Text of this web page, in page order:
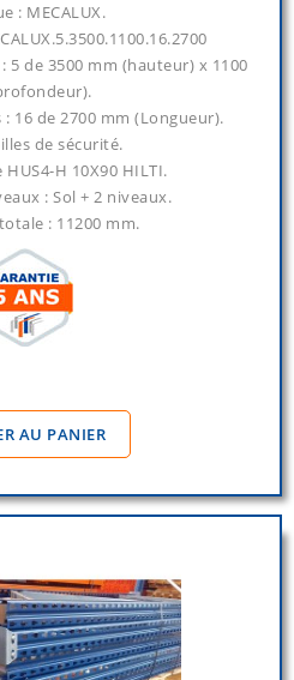
: MECALUX.
5 de 3500 mm (hauteur) x 1100
16 de 2700 mm (Longueur).
de sécurité.
HUS4-H 10X90 HILTI.
: Sol + 2 niveaux.
: 11200 mm.
AU PANIER